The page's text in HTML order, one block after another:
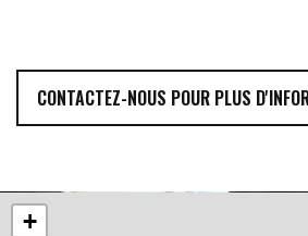
CONTACTEZ-NOUS POUR PLUS
+